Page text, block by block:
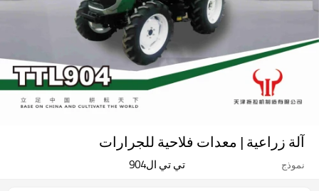
آلة زراعية | معدات فلاحية للجرارات
نموذج تي تي ال904